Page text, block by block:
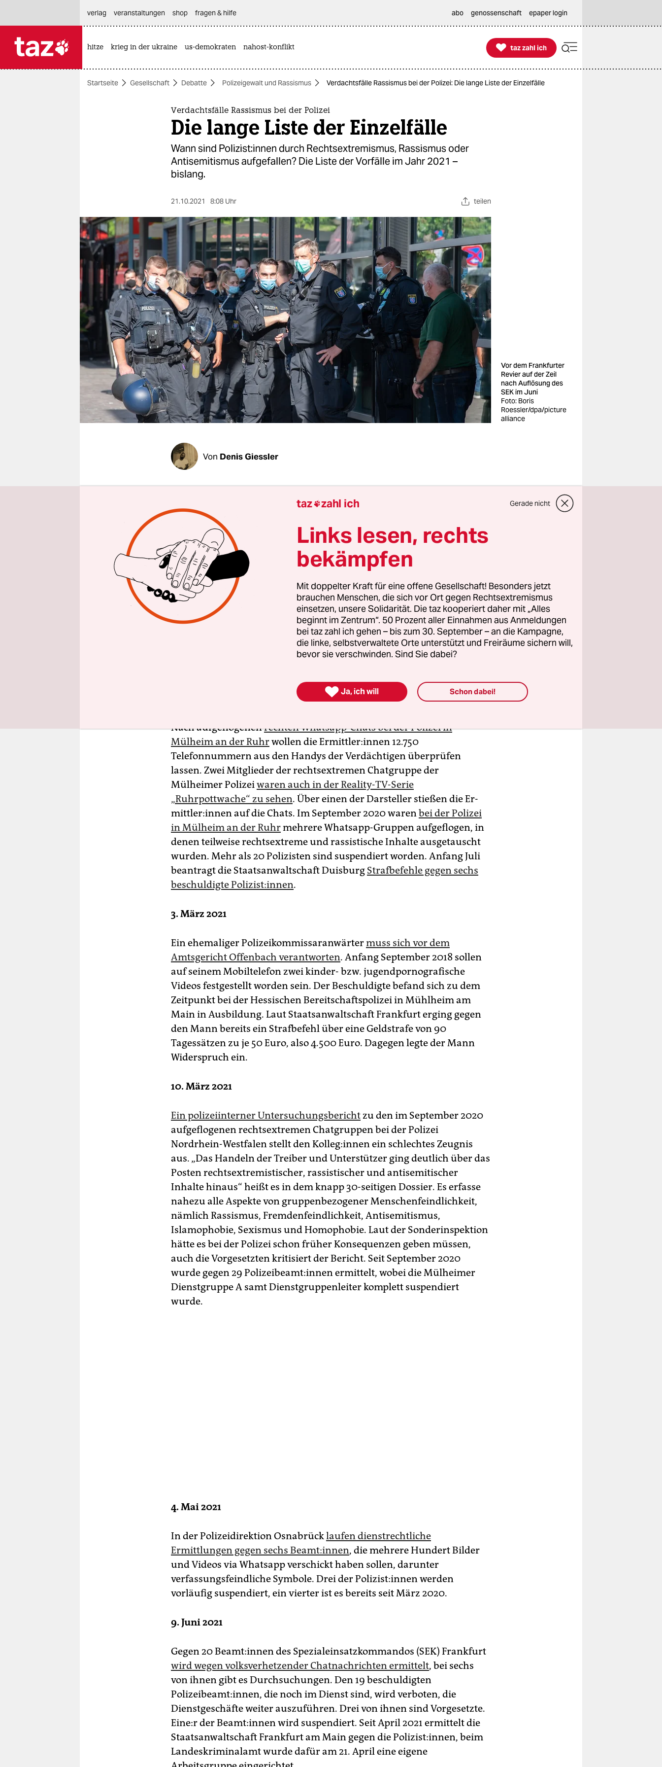
themen
berlin
nord
wahrheit
verlag
verlag
veranstaltungen
fragen & hilfe
unterstützen
genossenschaft
verlag
veranstaltungen shop fragen & hilfe abo genossenschaft epaper login
hitze krieg in der ukraine us-demokraten nahost-konflikt 
taz zahl ich
taz zahl ich
Startseite Gesellschaft Debatte Polizeigewalt und Rassismus Verdachtsfälle Rassismus bei der Polizei: Die lange Liste der Einzelfälle
Verdachtsfälle Rassismus bei der Polizei
Die lange Liste der Einzelfälle
Wann sind Po­li­zis­t:in­nen durch Rechtsextremismus, Rassismus oder
Antisemitismus aufgefallen? Die Liste der Vorfälle im Jahr 2021 –
bislang.
21.10.2021 8:08 Uhr teilen
Vor dem Frankfurter
Revier auf der Zeil
nach Auflösung des
SEK im Juni
Foto: Boris
Roessler/dpa/picture
alliance
Von Denis Giessler
der rechten Vorkommnisse bei der Polizei füllte im Jahr 2020
eine ganze Zeitungsseite. Und 2021? Eine Übersicht der Ereignisse bis
zum 20. Oktober.
2. Januar 2021
Bei der Berliner Polizei laufen 47 Disziplinarverfahrenwegen des
Verdachts auf rechtsextremistische oder rassistische Äußerungen. Im
Februar 2020 flog eine Gruppe mit 25 Po­li­zis­t:in­nen auf, die über Jahre
rassistische Nachrichten verschickt hatte.Im Oktober 2020entdeckten
Er­mitt­le­r:in­nen eine Chatgruppe mit 26 Polizeischüler:innen, die
Nachrichten mit Hakenkreuzen austauschten, sechs durften ihre
Nach aufgeflogenenrechten Whatsapp-Chats bei der Polizei in
Mülheim an der Ruhrwollen die Er­mitt­le­r:in­nen 12.750
Telefonnummern aus den Handys der Verdächtigen überprüfen
lassen. Zwei Mitglieder der rechtsextremen Chatgruppe der
Mülheimer Polizeiwaren auch in der Reality-TV-Serie
„Ruhrpottwache“ zu sehen. Über einen der Darsteller stießen die Er­
mitt­le­r:in­nen auf die Chats. Im September 2020 warenbei der Polizei
in Mülheim an der Ruhrmehrere Whatsapp-Gruppen aufgeflogen, in
denen teilweise rechtsextreme und rassistische Inhalte ausgetauscht
wurden. Mehr als 20 Polizisten sind suspendiert worden. Anfang Juli
beantragt die Staatsanwaltschaft Duisburg Strafbefehle gegen sechs
beschuldigte Po­li­zis­t:in­nen.
3. März 2021
Ein ehemaliger Polizeikommissaranwärtermuss sich vor dem
Amtsgericht Offenbach verantworten. Anfang September 2018 sollen
auf seinem Mobiltelefon zwei kinder- bzw. jugendpornografische
Videos festgestellt worden sein. Der Beschuldigte befand sich zu dem
Zeitpunkt bei der Hessischen Bereitschaftspolizei in Mühlheim am
Main in Ausbildung. Laut Staatsanwaltschaft Frankfurt erging gegen
den Mann bereits ein Strafbefehl über eine Geldstrafe von 90
Tagessätzen zu je 50 Euro, also 4.500 Euro. Dagegen legte der Mann
Widerspruch ein.
10. März 2021
Ein polizeiinterner Untersuchungsbericht zu den im September 2020
aufgeflogenen rechtsextremen Chatgruppen bei der Polizei
Nordrhein-Westfalen stellt den Kol­le­g:in­nen ein schlechtes Zeugnis
aus. „Das Handeln der Treiber und Unterstützer ging deutlich über das
Posten rechtsextremistischer, rassistischer und antisemitischer
Inhalte hinaus“ heißt es in dem knapp 30-seitigen Dossier. Es erfasse
nahezu alle Aspekte von gruppenbezogener Menschenfeindlichkeit,
nämlich Rassismus, Fremdenfeindlichkeit, Antisemitismus,
Islamophobie, Sexismus und Homophobie. Laut der Sonderinspektion
hätte es bei der Polizei schon früher Konsequenzen geben müssen,
auch die Vorgesetzten kritisiert der Bericht. Seit September 2020
wurde gegen 29 Po­li­zei­be­am­t:in­nen ermittelt, wobei die Mülheimer
Dienstgruppe A samt Dienstgruppenleiter komplett suspendiert
wurde.
4. Mai 2021
In der Polizeidirektion Osnabrücklaufen dienstrechtliche
Ermittlungen gegen sechs Be­am­t:in­nen, die mehrere Hundert Bilder
und Videos via Whatsapp verschickt haben sollen, darunter
verfassungsfeindliche Symbole. Drei der Po­li­zis­t:in­nen werden
vorläufig suspendiert, ein vierter ist es bereits seit März 2020.
9. Juni 2021
Gegen 20 Be­am­t:in­nen des Spezialeinsatzkommandos (SEK) Frankfurt
wird wegen volksverhetzender Chatnachrichten ermittelt, bei sechs
von ihnen gibt es Durchsuchungen. Den 19 beschuldigten
Polizeibeamt:innen, die noch im Dienst sind, wird verboten, die
Dienstgeschäfte weiter auszuführen. Drei von ihnen sind Vorgesetzte.
Ei­ne:r der Be­am­t:in­nen wird suspendiert. Seit April 2021 ermittelt die
Staatsanwaltschaft Frankfurt am Main gegen die Polizist:innen, beim
Landeskriminalamt wurde dafür am 21. April eine eigene
taz zahl ich Gerade nicht
Links lesen, rechts
bekämpfen
Mit doppelter Kraft für eine offene Gesellschaft! Besonders jetzt
brauchen Menschen, die sich vor Ort gegen Rechtsextremismus
einsetzen, unsere Solidarität. Die taz kooperiert daher mit „Alles
beginnt im Zentrum“. 50 Prozent aller Einnahmen aus Anmeldungen
bei taz zahl ich gehen – bis zum 30. September – an die Kampagne,
die linke, selbstverwaltete Orte unterstützt und Freiräume sichern will,
bevor sie verschwinden. Sind Sie dabei?
 Ja, ich will Schon dabei!